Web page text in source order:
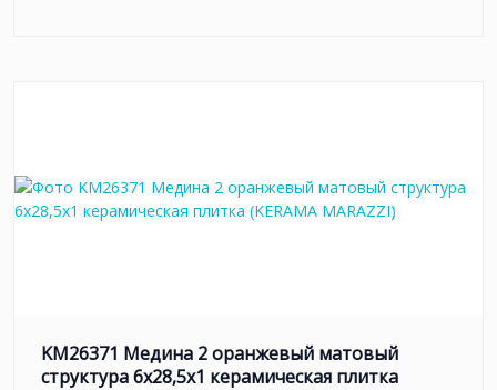
KM26371 Медина 2 оранжевый матовый
структура 6x28,5x1 керамическая плитка